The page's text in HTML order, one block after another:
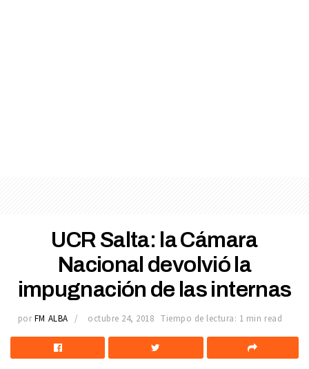
UCR Salta: la Cámara
Nacional devolvió la
impugnación de las internas
por FM ALBA octubre 24, 2018 Tiempo de lectura: 1 min read